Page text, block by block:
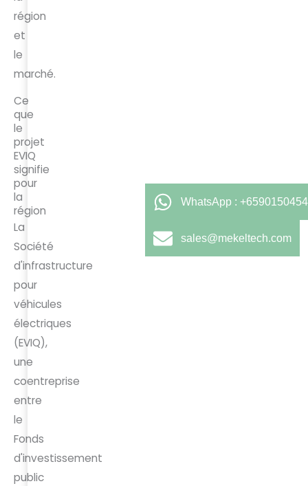
région
et
le
marché.
Ce
que
le
projet
EVIQ
signifie
pour
la
région
La
Société
d'infrastructure
pour
véhicules
électriques
(EVIQ),
une
coentreprise
entre
le
Fonds
d'investissement
public
WhatsApp : +6590150454
sales@mekeltech.com